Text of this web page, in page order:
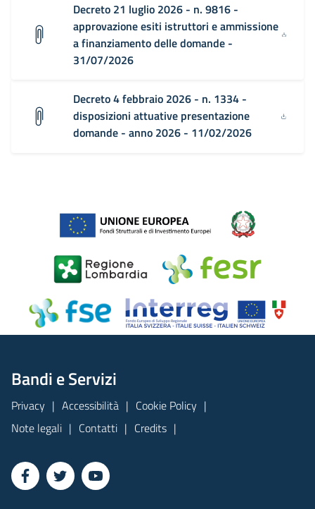
Decreto 21 luglio 2026 - n. 9816 -
approvazione esiti istruttori e ammissione
a finanziamento delle domande -
31/07/2026
Decreto 4 febbraio 2026 - n. 1334 -
disposizioni attuative presentazione
domande - anno 2026 - 11/02/2026
Bandi e Servizi
Privacy Accessibilità
Cookie Policy
Note legali
Contatti Credits